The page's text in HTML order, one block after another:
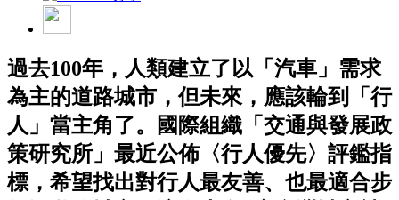
過去100年，人類建立了以「汽車」需求
為主的道路城市，但未來，應該輪到「行
人」當主角了。國際組織「交通與發展政
策研究所」最近公佈〈行人優先〉評鑑指
標，希望找出對行人最友善、也最適合步